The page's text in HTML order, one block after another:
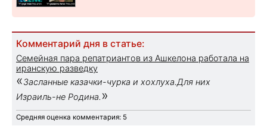
Комментарий дня в статье:
Семейная пара репатриантов из Ашкелона работала на
иранскую разведку
«Засланные казачки-чурка и хохлуха.Для них
Израиль-не Родина. »
Средняя оценка комментария: 5